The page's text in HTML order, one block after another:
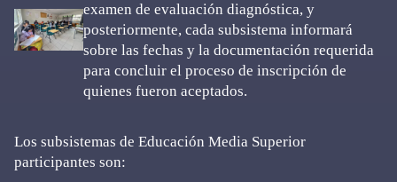
examen de evaluación diagnóstica, y
posteriormente, cada subsistema informará
sobre las fechas y la documentación requerida
para concluir el proceso de inscripción de
quienes fueron aceptados.
Los subsistemas de Educación Media Superior
participantes son: